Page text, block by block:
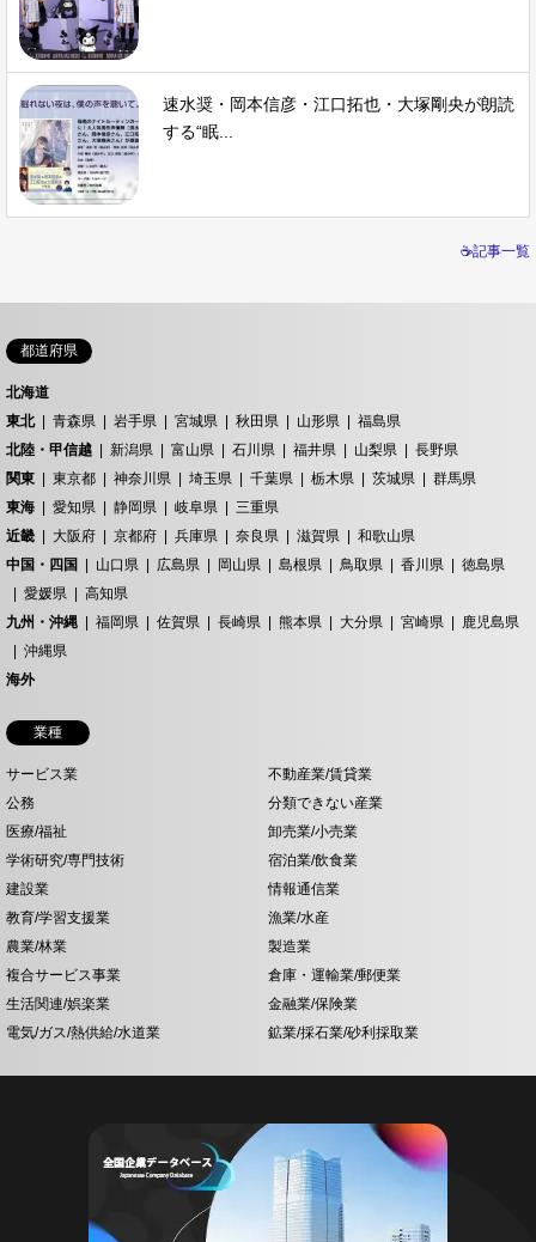
速水奨・岡本信彦・江口拓也・大塚剛央が朗読
する“眠...
☕記事一覧
都道府県
北海道
東北
青森県 岩手県 宮城県 秋田県 山形県
福島県
北陸・甲信越
新潟県 富山県 石川県 福井県 山梨県
長野県
関東
東京都 神奈川県 埼玉県 千葉県 栃木県 茨城県
群馬県
東海
愛知県 静岡県 岐阜県
三重県
近畿
大阪府 京都府 兵庫県 奈良県 滋賀県
和歌山県
中国・四国
山口県 広島県 岡山県 島根県 鳥取県 香川県
徳島県
愛媛県
高知県
九州・沖縄
福岡県 佐賀県 長崎県 熊本県 大分県 宮崎県
鹿児島県
沖縄県
海外
業種
サービス業
不動産業/賃貸業
公務
分類できない産業
医療/福祉
卸売業/小売業
学術研究/専門技術
宿泊業/飲食業
建設業
情報通信業
教育/学習支援業
漁業/水産
農業/林業
製造業
複合サービス事業
倉庫・運輸業/郵便業
生活関連/娯楽業
金融業/保険業
電気/ガス/熱供給/水道業
鉱業/採石業/砂利採取業